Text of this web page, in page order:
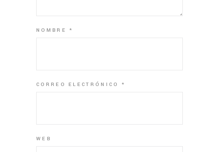
NOMBRE*
CORREO ELECTRÓNICO *
WEB